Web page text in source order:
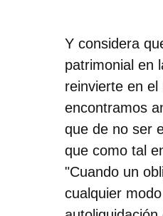
Y considera
patrimonial en
reinvierte en
encontramos
que de no ser
que como tal
"Cuando un
cualquier